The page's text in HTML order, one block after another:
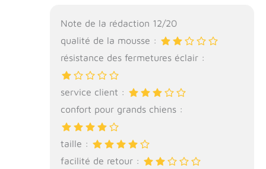
Note de la rédaction 12/20
qualité de la mousse :
résistance des fermetures éclair :
service client :
confort pour grands chiens :
taille :
facilité de retour :